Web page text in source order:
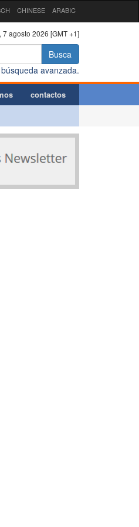
CHINESE ARABIC
7 agosto 2026 [GMT +1]
Busca
búsqueda avanzada.
contactos